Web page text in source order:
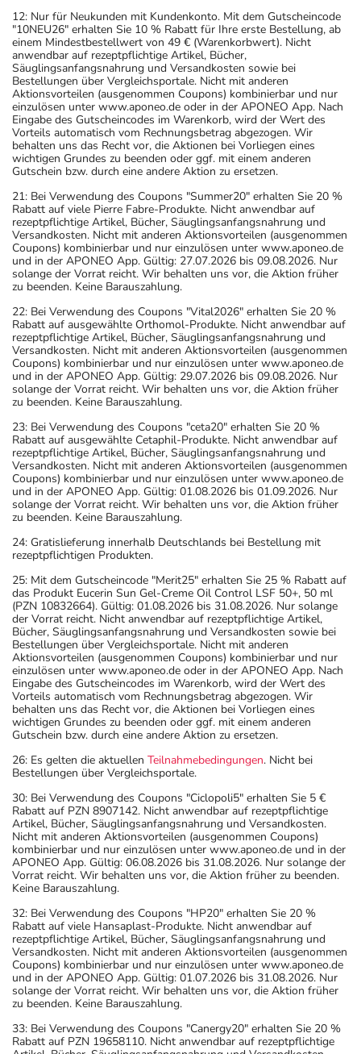
12: Nur für Neukunden mit Kundenkonto. Mit dem Gutscheincode
"10NEU26" erhalten Sie 10 % Rabatt für Ihre erste Bestellung, ab
einem Mindestbestellwert von 49 € (Warenkorbwert). Nicht
anwendbar auf rezeptpflichtige Artikel, Bücher,
Säuglingsanfangsnahrung und Versandkosten sowie bei
Bestellungen über Vergleichsportale. Nicht mit anderen
Aktionsvorteilen (ausgenommen Coupons) kombinierbar und nur
einzulösen unter www.aponeo.de oder in der APONEO App. Nach
Eingabe des Gutscheincodes im Warenkorb, wird der Wert des
Vorteils automatisch vom Rechnungsbetrag abgezogen. Wir
behalten uns das Recht vor, die Aktionen bei Vorliegen eines
wichtigen Grundes zu beenden oder ggf. mit einem anderen
Gutschein bzw. durch eine andere Aktion zu ersetzen.
21: Bei Verwendung des Coupons "Summer20" erhalten Sie 20 %
Rabatt auf viele Pierre Fabre-Produkte. Nicht anwendbar auf
rezeptpflichtige Artikel, Bücher, Säuglingsanfangsnahrung und
Versandkosten. Nicht mit anderen Aktionsvorteilen (ausgenommen
Coupons) kombinierbar und nur einzulösen unter www.aponeo.de
und in der APONEO App. Gültig: 27.07.2026 bis 09.08.2026. Nur
solange der Vorrat reicht. Wir behalten uns vor, die Aktion früher
zu beenden. Keine Barauszahlung.
22: Bei Verwendung des Coupons "Vital2026" erhalten Sie 20 %
Rabatt auf ausgewählte Orthomol-Produkte. Nicht anwendbar auf
rezeptpflichtige Artikel, Bücher, Säuglingsanfangsnahrung und
Versandkosten. Nicht mit anderen Aktionsvorteilen (ausgenommen
Coupons) kombinierbar und nur einzulösen unter www.aponeo.de
und in der APONEO App. Gültig: 29.07.2026 bis 09.08.2026. Nur
solange der Vorrat reicht. Wir behalten uns vor, die Aktion früher
zu beenden. Keine Barauszahlung.
23: Bei Verwendung des Coupons "ceta20" erhalten Sie 20 %
Rabatt auf ausgewählte Cetaphil-Produkte. Nicht anwendbar auf
rezeptpflichtige Artikel, Bücher, Säuglingsanfangsnahrung und
Versandkosten. Nicht mit anderen Aktionsvorteilen (ausgenommen
Coupons) kombinierbar und nur einzulösen unter www.aponeo.de
und in der APONEO App. Gültig: 01.08.2026 bis 01.09.2026. Nur
solange der Vorrat reicht. Wir behalten uns vor, die Aktion früher
zu beenden. Keine Barauszahlung.
24: Gratislieferung innerhalb Deutschlands bei Bestellung mit
rezeptpflichtigen Produkten.
25: Mit dem Gutscheincode "Merit25" erhalten Sie 25 % Rabatt auf
das Produkt Eucerin Sun Gel-Creme Oil Control LSF 50+, 50 ml
(PZN 10832664). Gültig: 01.08.2026 bis 31.08.2026. Nur solange
der Vorrat reicht. Nicht anwendbar auf rezeptpflichtige Artikel,
Bücher, Säuglingsanfangsnahrung und Versandkosten sowie bei
Bestellungen über Vergleichsportale. Nicht mit anderen
Aktionsvorteilen (ausgenommen Coupons) kombinierbar und nur
einzulösen unter www.aponeo.de oder in der APONEO App. Nach
Eingabe des Gutscheincodes im Warenkorb, wird der Wert des
Vorteils automatisch vom Rechnungsbetrag abgezogen. Wir
behalten uns das Recht vor, die Aktionen bei Vorliegen eines
wichtigen Grundes zu beenden oder ggf. mit einem anderen
Gutschein bzw. durch eine andere Aktion zu ersetzen.
26: Es gelten die aktuellen Teilnahmebedingungen. Nicht bei
Bestellungen über Vergleichsportale.
30: Bei Verwendung des Coupons "Ciclopoli5" erhalten Sie 5 €
Rabatt auf PZN 8907142. Nicht anwendbar auf rezeptpflichtige
Artikel, Bücher, Säuglingsanfangsnahrung und Versandkosten.
Nicht mit anderen Aktionsvorteilen (ausgenommen Coupons)
kombinierbar und nur einzulösen unter www.aponeo.de und in der
APONEO App. Gültig: 06.08.2026 bis 31.08.2026. Nur solange der
Vorrat reicht. Wir behalten uns vor, die Aktion früher zu beenden.
Keine Barauszahlung.
32: Bei Verwendung des Coupons "HP20" erhalten Sie 20 %
Rabatt auf viele Hansaplast-Produkte. Nicht anwendbar auf
rezeptpflichtige Artikel, Bücher, Säuglingsanfangsnahrung und
Versandkosten. Nicht mit anderen Aktionsvorteilen (ausgenommen
Coupons) kombinierbar und nur einzulösen unter www.aponeo.de
und in der APONEO App. Gültig: 01.07.2026 bis 31.08.2026. Nur
solange der Vorrat reicht. Wir behalten uns vor, die Aktion früher
zu beenden. Keine Barauszahlung.
33: Bei Verwendung des Coupons "Canergy20" erhalten Sie 20 %
Rabatt auf PZN 19658110. Nicht anwendbar auf rezeptpflichtige